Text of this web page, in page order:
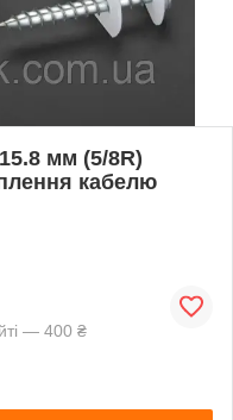
мм (5/8R)
кабелю
— 400 ₴